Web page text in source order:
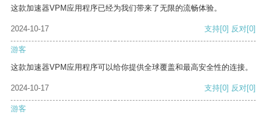
这款加速器VPM应用程序已经为我们带来了无限的流畅体验。
2024-10-17 支持[0] 反对[0]
游客
这款加速器VPM应用程序可以给你提供全球覆盖和最高安全性的连接。
2024-10-17 支持[0] 反对[0]
游客